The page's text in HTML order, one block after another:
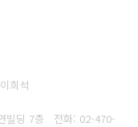
희석
빌딩 7층 전화: 02-470-